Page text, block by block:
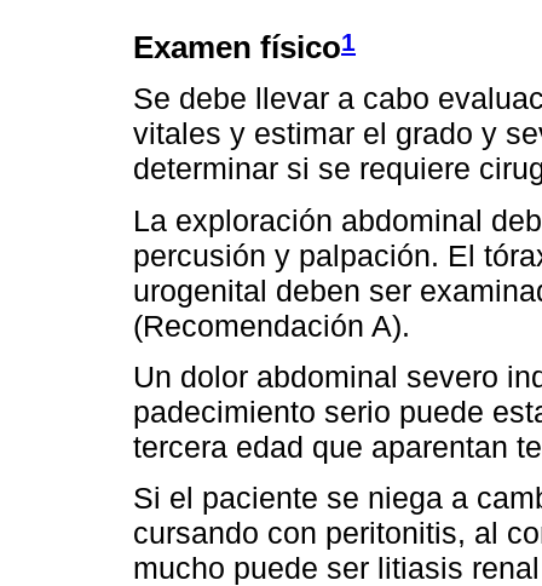
Examen físico1
Se debe llevar a cabo
vitales y estimar el grado y
determinar si se requiere
La exploración abdominal
percusión y palpación. El
urogenital deben ser
(Recomendación A).
Un dolor abdominal severo
padecimiento serio puede
tercera edad que aparentan
Si el paciente se niega a
cursando con peritonitis, al
mucho puede ser litiasis